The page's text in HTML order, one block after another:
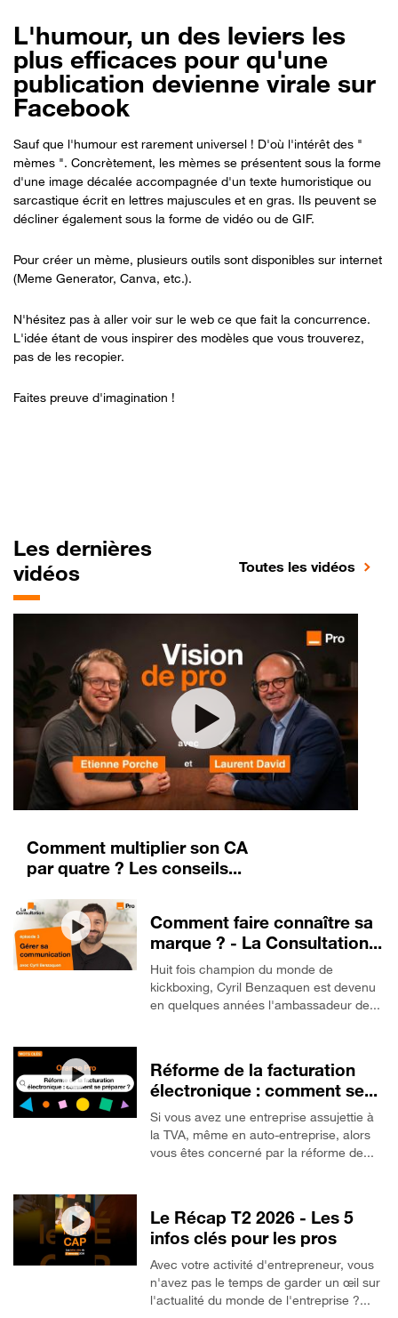
Pour aller plus loin
L'humour, un des leviers les
plus efficaces pour qu'une
publication devienne virale sur
Facebook
Sauf que l'humour est rarement universel ! D'où l'intérêt des "
mèmes ". Concrètement, les mèmes se présentent sous la forme
d'une image décalée accompagnée d'un texte humoristique ou
sarcastique écrit en lettres majuscules et en gras. Ils peuvent se
décliner également sous la forme de vidéo ou de GIF.
Pour créer un mème, plusieurs outils sont disponibles sur internet
(Meme Generator, Canva, etc.).
N'hésitez pas à aller voir sur le web ce que fait la concurrence.
L'idée étant de vous inspirer des modèles que vous trouverez,
pas de les recopier.
Faites preuve d'imagination !
Les dernières
vidéos
Toutes les vidéos
Comment multiplier son CA
par quatre ? Les conseils...
Comment faire connaître sa
marque ? - La Consultation...
Huit fois champion du monde de
kickboxing, Cyril Benzaquen est devenu
en quelques années l'ambassadeur de...
Réforme de la facturation
électronique : comment se...
Si vous avez une entreprise assujettie à
la TVA, même en auto-entreprise, alors
vous êtes concerné par la réforme de...
Le Récap T2 2026 - Les 5
infos clés pour les pros
Avec votre activité d'entrepreneur, vous
n'avez pas le temps de garder un œil sur
l'actualité du monde de l'entreprise ?...